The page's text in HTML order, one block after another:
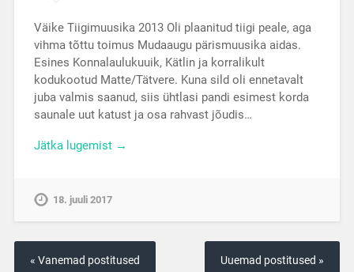
Väike Tiigimuusika 2013 Oli plaanitud tiigi peale, aga
vihma tõttu toimus Mudaaugu pärismuusika aidas.
Esines Konnalaulukuuik, Kätlin ja korralikult
kodukootud Matte/Tätvere. Kuna sild oli ennetavalt
juba valmis saanud, siis ühtlasi pandi esimest korda
saunale uut katust ja osa rahvast jõudis…
Jätka lugemist →
18. juuli 2017
« Vanemad postitused Uuemad postitused »